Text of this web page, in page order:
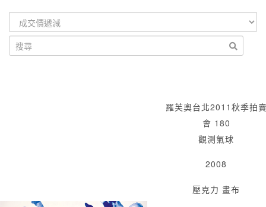
羅芙奧台北2011秋季拍
會 180
觀測氣球
2008
壓克力 畫布